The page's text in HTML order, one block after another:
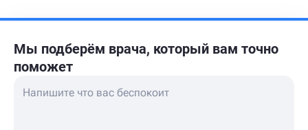
Мы подберём врача, который вам точно
поможет